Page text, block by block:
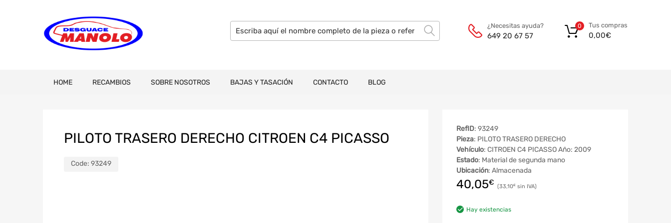
¿Necesitas ayuda?
649 20 67 57
Tus compras
0,00€
0
HOME RECAMBIOS SOBRE NOSOTROS BAJAS Y TASACIÓN CONTACTO BLOG
PILOTO TRASERO DERECHO CITROEN C4 PICASSO
Code: 93249
RefID: 93249
Pieza: PILOTO TRASERO DERECHO
Vehículo: CITROEN C4 PICASSO Año: 2009
Estado: Material de segunda mano
Ubicación: Almacenada
40,05€ 33,10€
Hay existencias